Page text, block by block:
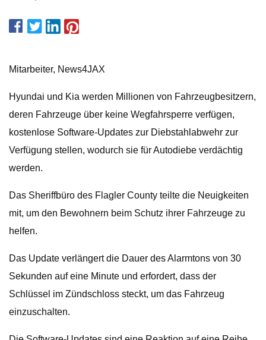
Mitarbeiter, News4JAX
Hyundai und Kia werden Millionen von Fahrzeugbesitzern,
deren Fahrzeuge über keine Wegfahrsperre verfügen,
kostenlose Software-Updates zur Diebstahlabwehr zur
Verfügung stellen, wodurch sie für Autodiebe verdächtig
werden.
Das Sheriffbüro des Flagler County teilte die Neuigkeiten
mit, um den Bewohnern beim Schutz ihrer Fahrzeuge zu
helfen.
Das Update verlängert die Dauer des Alarmtons von 30
Sekunden auf eine Minute und erfordert, dass der
Schlüssel im Zündschloss steckt, um das Fahrzeug
einzuschalten.